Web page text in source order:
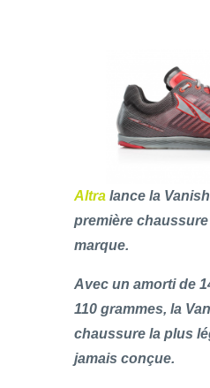
Altra lance la
première
marque.
Avec un amorti de
110 grammes, la
chaussure la plus
jamais conçue.